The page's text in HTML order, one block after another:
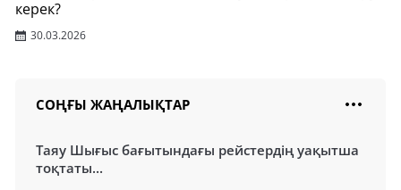
керек?
30.03.2026
СОҢҒЫ ЖАҢАЛЫҚТАР
Таяу Шығыс бағытындағы рейстердің уақытша
тоқтаты...